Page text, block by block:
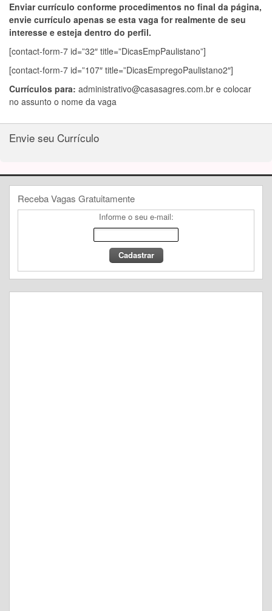
Enviar currículo conforme procedimentos no final da página,
envie currículo apenas se esta vaga for realmente de seu
interesse e esteja dentro do perfil.
[contact-form-7 id=”32″ title=”DicasEmpPaulistano”]
[contact-form-7 id=”107″ title=”DicasEmpregoPaulistano2″]
Currículos para: administrativo@casasagres.com.br e colocar
no assunto o nome da vaga
Envie seu Currículo
Receba Vagas Gratuitamente
Informe o seu e-mail: